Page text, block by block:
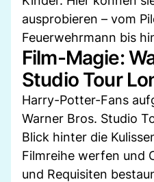
ausprobieren – vom
Feuerwehrmann bis
Film-Magie:
Studio Tour
Harry-Potter-Fans
Warner Bros. Studio
Blick hinter die
Filmreihe werfen und
und Requisiten